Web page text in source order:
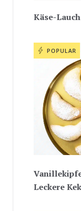
Käse-
POPULAR
Leckere